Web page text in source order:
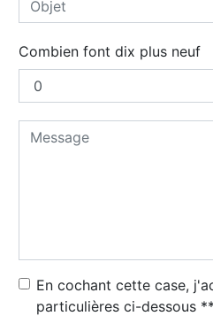
Combien font dix plus neuf
En cochant cette case,
particulières ci-dessous **